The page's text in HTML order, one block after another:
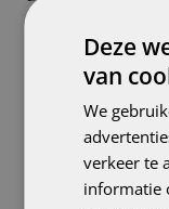
inférieurs.
Un fauteuil
adaptée ou
nombreuses
seul moyen de
moyens. Il est
dans le choix
Deze
van
We
verkeer te
informatie